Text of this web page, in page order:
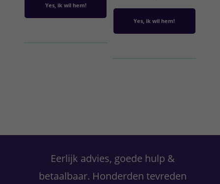
Yes, ik wil hem!
Yes, ik wil hem!
Primaire
Eerlijk advies, goede hulp &
betaalbaar. Honderden tevreden